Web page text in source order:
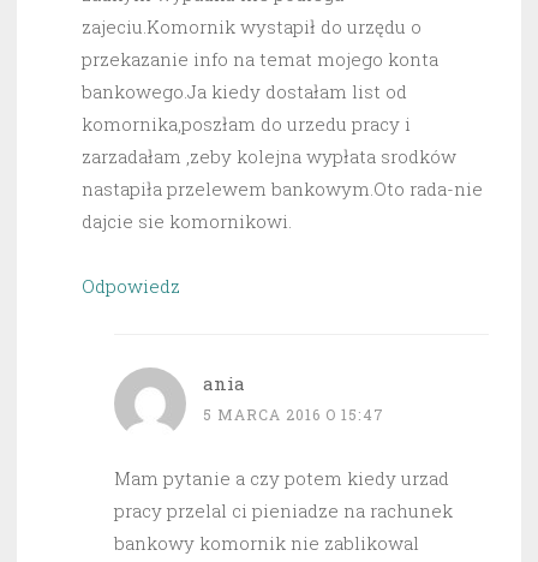
zajeciu.Komornik wystapił do urzędu o
przekazanie info na temat mojego konta
bankowego.Ja kiedy dostałam list od
komornika,poszłam do urzedu pracy i
zarzadałam ,zeby kolejna wypłata srodków
nastapiła przelewem bankowym.Oto rada-nie
dajcie sie komornikowi.
Odpowiedz
ania
5 MARCA 2016 O 15:47
Mam pytanie a czy potem kiedy urzad
pracy przelal ci pieniadze na rachunek
bankowy komornik nie zablikowal